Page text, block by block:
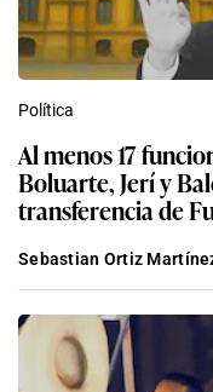
Política
Al menos 17
Boluarte, Jerí y
transferencia de
Sebastian Ortiz